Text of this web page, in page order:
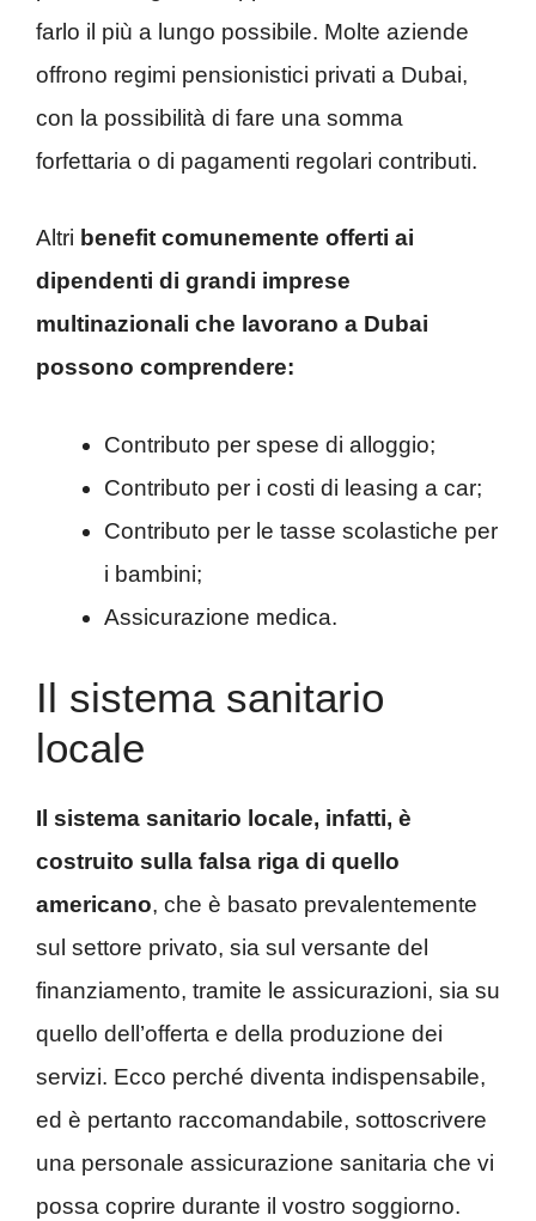
farlo il più a lungo possibile. Molte aziende
offrono regimi pensionistici privati a Dubai,
con la possibilità di fare una somma
forfettaria o di pagamenti regolari contributi.
Altri benefit comunemente offerti ai
dipendenti di grandi imprese
multinazionali che lavorano a Dubai
possono comprendere:
Contributo per spese di alloggio;
Contributo per i costi di leasing a car;
Contributo per le tasse scolastiche per
i bambini;
Assicurazione medica.
Il sistema sanitario
locale
Il sistema sanitario locale, infatti, è
costruito sulla falsa riga di quello
americano, che è basato prevalentemente
sul settore privato, sia sul versante del
finanziamento, tramite le assicurazioni, sia su
quello dell’offerta e della produzione dei
servizi. Ecco perché diventa indispensabile,
ed è pertanto raccomandabile, sottoscrivere
una personale assicurazione sanitaria che vi
possa coprire durante il vostro soggiorno.